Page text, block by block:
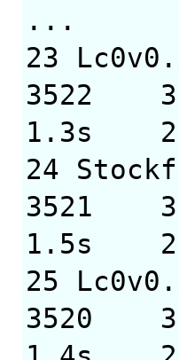
...
23
3522
1.3s
24
3521
1.5s
25
3520